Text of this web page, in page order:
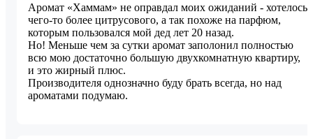
Аромат «Хаммам» не оправдал моих ожиданий - хотелось
чего-то более цитрусового, а так похоже на парфюм,
которым пользовался мой дед лет 20 назад.
Но! Меньше чем за сутки аромат заполонил полностью
всю мою достаточно большую двухкомнатную квартиру,
и это жирный плюс.
Производителя однозначно буду брать всегда, но над
ароматами подумаю.